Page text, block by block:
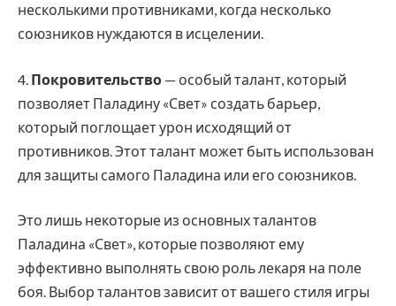
несколькими противниками, когда несколько
союзников нуждаются в исцелении.
4. Покровительство — особый талант, который
позволяет Паладину «Свет» создать барьер,
который поглощает урон исходящий от
противников. Этот талант может быть использован
для защиты самого Паладина или его союзников.
Это лишь некоторые из основных талантов
Паладина «Свет», которые позволяют ему
эффективно выполнять свою роль лекаря на поле
боя. Выбор талантов зависит от вашего стиля игры